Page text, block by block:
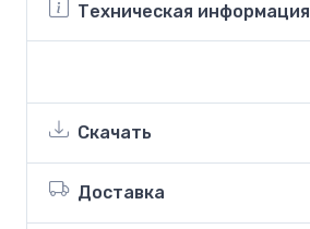
Техническая информация
Скачать
Доставка